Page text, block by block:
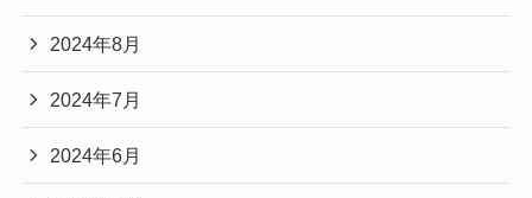
2024年8月
2024年7月
2024年6月